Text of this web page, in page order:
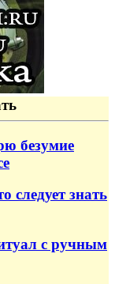
безумие
следует знать
с ручным